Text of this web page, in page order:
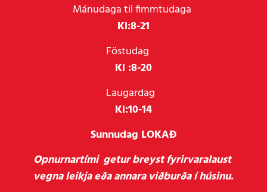
Mánudaga til fimmtudaga
Kl:8-21
Föstudag
Kl :8-20
Laugardag
Kl:10-14
Sunnudag LOKAÐ
Opnurnartími getur breyst fyrirvaralaust
vegna leikja eða annara viðburða í húsinu.